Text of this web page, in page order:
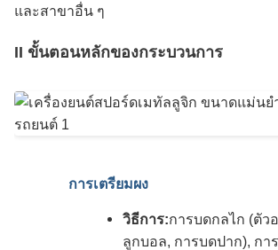
และสาขาอื่น ๆ
II ขั้นตอนหลักของกระบวนการ
การเตรียมผง
วิธีการ:การบดกลไก (ตัว
ลูกบอล, การบดปาก), กา